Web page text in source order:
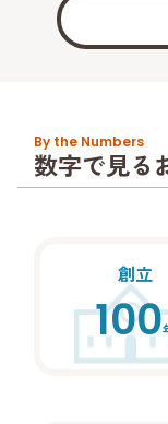
By the Numbers
数字で見る
創立
100